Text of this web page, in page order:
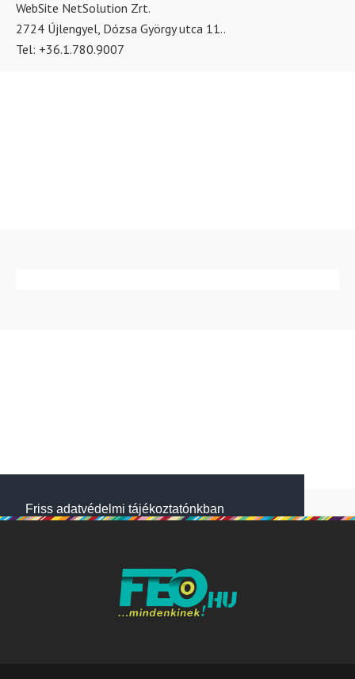
Friss adatvédelmi tájékoztatónkban
használunk a jobb működésért. A Website
NetSolution Média Zrt. 2018 május 25.
napjától hatályos adatkezelési tájékoztatóját
WebSite NetSolution Zrt.
2724 Újlengyel, Dózsa György utca 11..
Tel: +36.1.780.9007